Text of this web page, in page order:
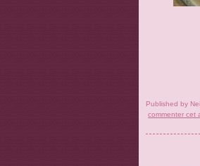
Published by
commenter cet